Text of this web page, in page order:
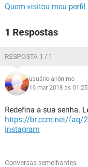
Quem visitou meu
1 Respostas
RESPOSTA 1 / 1
usuário anônimo
16 mar 2018 às 01:25
Redefina a sua senha.
https://br.ccm.net/faq/
instagram
Conversas semelhantes